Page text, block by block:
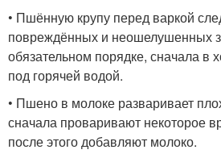
• Пшённую крупу перед варкой
повреждённых и неошелушенных
обязательном порядке, сначала в
под горячей водой.
• Пшено в молоке разваривает
сначала проваривают некоторое
после этого добавляют молоко.